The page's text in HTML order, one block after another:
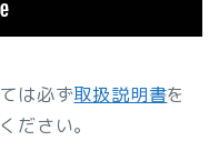
は必ず取扱説明書を
ださい。